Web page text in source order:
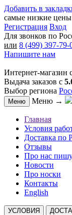
Добавить в
самые низкие
Регистрация Вход
Для звонков по
или 8 (499) 397-79-
Напишите нам
Интернет-магазин
Выдача заказов с
Выбор региона
Меню Меню →
Главная
Условия
Доставка по
Отзывы
Про нас
Новости
Про носки
Контакты
English
УСЛОВИЯ